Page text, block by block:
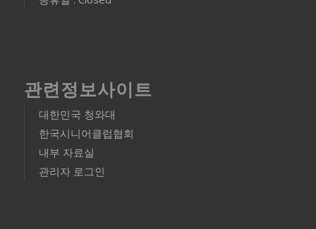
관련정보사이트
대한민국 청와대
한국시니어클럽협회
내부 자료실
관리자 로그인